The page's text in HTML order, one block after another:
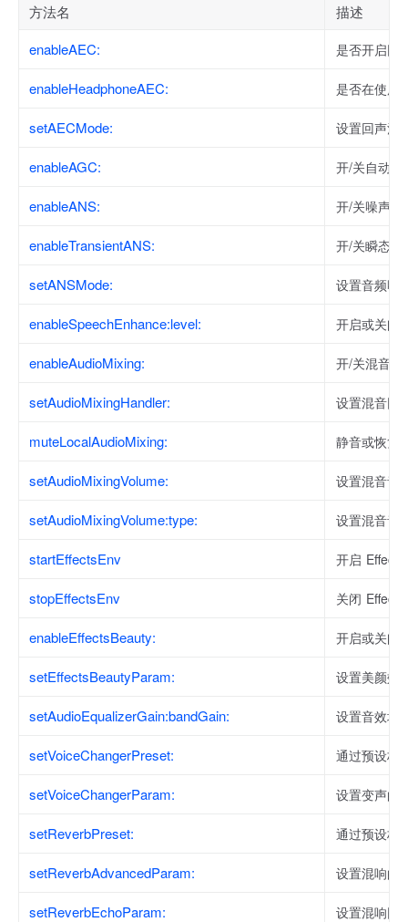
方法名
描述
enableAEC:
是否开启回
enableHeadphoneAEC: 是否在使用
setAECMode: 设置回声消
enableAGC: 开/关自动增
enableANS: 开/关噪声抑
enableTransientANS: 开/关瞬态噪
setANSMode: 设置音频噪
enableSpeechEnhance:level: 开启或关闭
enableAudioMixing: 开/关混音功
setAudioMixingHandler: 设置混音回
muteLocalAudioMixing: 静音或恢复
setAudioMixingVolume: 设置混音音
setAudioMixingVolume:type: 设置混音音
startEffectsEnv 开启
stopEffectsEnv 关闭
enableEffectsBeauty: 开启或关闭
setEffectsBeautyParam: 设置美颜效
setAudioEqualizerGain:bandGain: 设置音效均
setVoiceChangerPreset: 通过预设枚
setVoiceChangerParam: 设置变声的
setReverbPreset: 通过预设枚
setReverbAdvancedParam: 设置混响的
setReverbEchoParam: 设置混响回